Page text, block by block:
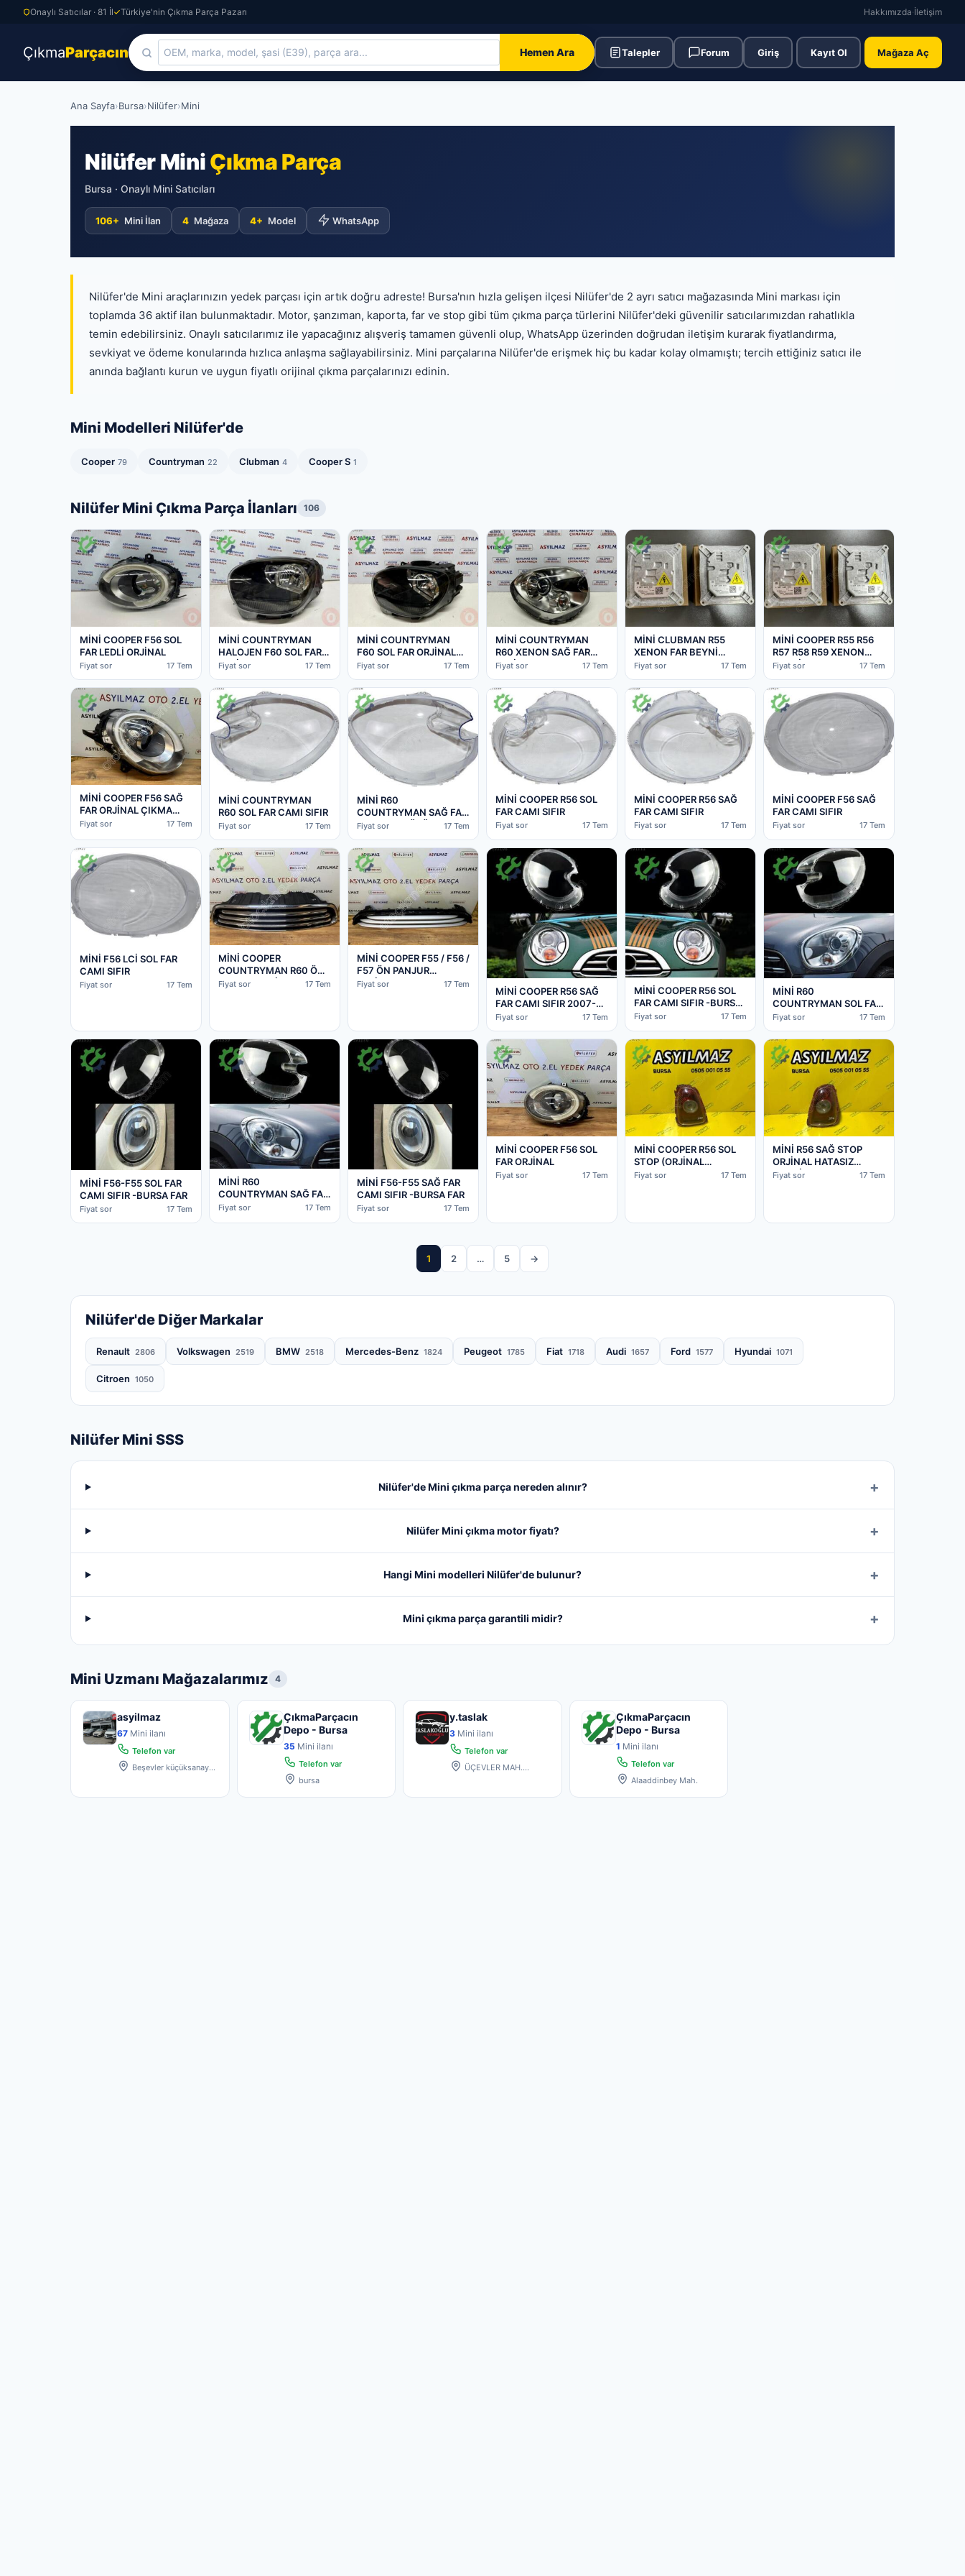
Onaylı Satıcılar · 81 İl Türkiye'nin Çıkma Parça Pazarı Hakkımızda·İletişim
ÇıkmaParçacın Hemen Ara Talepler Forum Giriş Kayıt Ol Mağaza Aç
Ana Sayfa›Bursa›Nilüfer›Mini
Nilüfer MiniÇıkma Parça
Bursa · Onaylı Mini Satıcıları
106+ Mini İlan 4 Mağaza 4+ Model WhatsApp
Nilüfer'de Mini araçlarınızın yedek parçası için artık doğru adreste! Bursa'nın hızla gelişen ilçesi Nilüfer'de 2 ayrı satıcı mağazasında Mini markası için
toplamda 36 aktif ilan bulunmaktadır. Motor, şanzıman, kaporta, far ve stop gibi tüm çıkma parça türlerini Nilüfer'deki güvenilir satıcılarımızdan rahatlıkla
temin edebilirsiniz. Onaylı satıcılarımız ile yapacağınız alışveriş tamamen güvenli olup, WhatsApp üzerinden doğrudan iletişim kurarak fiyatlandırma,
sevkiyat ve ödeme konularında hızlıca anlaşma sağlayabilirsiniz. Mini parçalarına Nilüfer'de erişmek hiç bu kadar kolay olmamıştı; tercih ettiğiniz satıcı ile
anında bağlantı kurun ve uygun fiyatlı orijinal çıkma parçalarınızı edinin.
Mini Modelleri Nilüfer'de
Cooper 79 Countryman 22 Clubman 4 Cooper S 1
Nilüfer Mini Çıkma Parça İlanları 106
MİNİ COOPER F56 SOL
FAR LEDLİ ORJİNAL
Fiyat sor 17 Tem
MİNİ COUNTRYMAN
HALOJEN F60 SOL FAR
ORJİNAL
Fiyat sor 17 Tem
MİNİ COUNTRYMAN
F60 SOL FAR ORJİNAL
(17-22) OEM:739014710
Fiyat sor 17 Tem
MİNİ COUNTRYMAN
R60 XENON SAĞ FAR
ORJİNAL
OEM:711307023643
Fiyat sor 17 Tem
MİNİ CLUBMAN R55
XENON FAR BEYNİ
2007-2009
OEM:631127547
Fiyat sor 17 Tem
MİNİ COOPER R55 R56
R57 R58 R59 XENON
BEYNİ -FAR BURSA
Fiyat sor 17 Tem
MİNİ COOPER F56 SAĞ
FAR ORJİNAL ÇIKMA
SIFIR CAM TAKILDI
Fiyat sor 17 Tem
MİNİ COUNTRYMAN
R60 SOL FAR CAMI SIFIR
Fiyat sor 17 Tem
MİNİ R60
COUNTRYMAN SAĞ FAR
CAMI SIFIR ÜRÜN
Fiyat sor 17 Tem
MİNİ COOPER R56 SOL
FAR CAMI SIFIR
Fiyat sor 17 Tem
MİNİ COOPER R56 SAĞ
FAR CAMI SIFIR
Fiyat sor 17 Tem
MİNİ COOPER F56 SAĞ
FAR CAMI SIFIR
Fiyat sor 17 Tem
MİNİ F56 LCİ SOL FAR
CAMI SIFIR
Fiyat sor 17 Tem
MİNİ COOPER
COUNTRYMAN R60 ÖN
PANJUR ORJİNAL -
Fiyat sor 17 Tem
MİNİ COOPER F55 / F56 /
F57 ÖN PANJUR
Fiyat sor 17 Tem
MİNİ COOPER R56 SAĞ
FAR CAMI SIFIR 2007-
2013 UYUMLU -BURSA
Fiyat sor 17 Tem
MİNİ COOPER R56 SOL
FAR CAMI SIFIR -BURSA
FAR
Fiyat sor 17 Tem
MİNİ R60
COUNTRYMAN SOL FAR
CAMI SIFIR -BURSA FAR
Fiyat sor 17 Tem
MİNİ F56-F55 SOL FAR
CAMI SIFIR -BURSA FAR
Fiyat sor 17 Tem
MİNİ R60
COUNTRYMAN SAĞ FAR
CAMI SIFIR -BURSA FAR
Fiyat sor 17 Tem
MİNİ F56-F55 SAĞ FAR
CAMI SIFIR -BURSA FAR
Fiyat sor 17 Tem
MİNİ COOPER F56 SOL
FAR ORJİNAL
Fiyat sor 17 Tem
MİNİ COOPER R56 SOL
STOP (ORJİNAL
HATASIZ)
Fiyat sor 17 Tem
MİNİ R56 SAĞ STOP
ORJİNAL HATASIZ
(LEDSİZ)
Fiyat sor 17 Tem
1 2 … 5 →
Nilüfer'de Diğer Markalar
Renault 2806 Volkswagen 2519 BMW 2518 Mercedes-Benz 1824 Peugeot 1785 Fiat 1718 Audi 1657 Ford 1577 Hyundai 1071
Citroen 1050
Nilüfer Mini SSS
Nilüfer'de Mini çıkma parça nereden alınır?
Nilüfer Mini çıkma motor fiyatı?
Hangi Mini modelleri Nilüfer'de bulunur?
Mini çıkma parça garantili midir?
Mini Uzmanı Mağazalarımız 4
asyilmaz
67 Mini ilanı
Telefon var
Beşevler küçüksanayi
ÇıkmaParçacın
Depo - Bursa
35 Mini ilanı
Telefon var
bursa
y.taslak
3 Mini ilanı
Telefon var
ÜÇEVLER MAH.
ÇıkmaParçacın
Depo - Bursa
1 Mini ilanı
Telefon var
Alaaddinbey Mah.